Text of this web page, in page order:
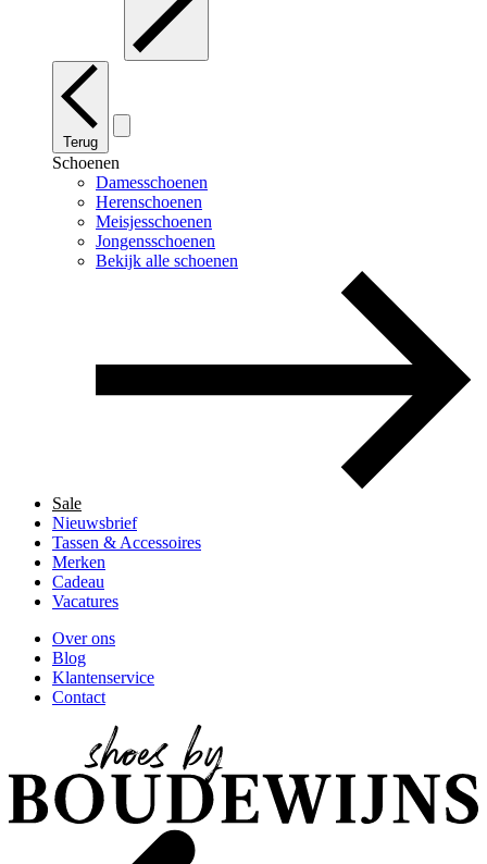
Terug
Schoenen
Damesschoenen
Herenschoenen
Meisjesschoenen
Jongensschoenen
Bekijk alle schoenen
Sale
Nieuwsbrief
Tassen & Accessoires
Merken
Cadeau
Vacatures
Over ons
Blog
Klantenservice
Contact